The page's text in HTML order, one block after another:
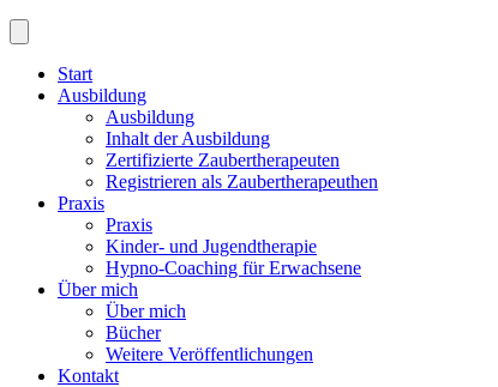
Start
Ausbildung
Ausbildung
Inhalt der Ausbildung
Zertifizierte Zaubertherapeuten
Registrieren als Zaubertherapeuthen
Praxis
Praxis
Kinder- und Jugendtherapie
Hypno-Coaching für Erwachsene
Über mich
Über mich
Bücher
Weitere Veröffentlichungen
Kontakt